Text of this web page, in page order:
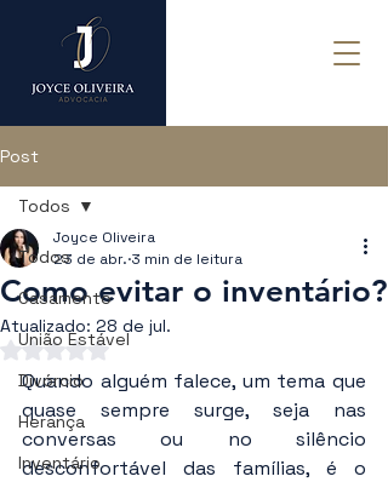
Post
Todos
Casamento
União Estável
Divórcio
Herança
Inventário
Todos
Como evitar o inventário?
Joyce Oliveira
23 de abr. 3 min de leitura
Atualizado: 28 de jul.
Avaliado com NaN de 5 estrelas.
Quando alguém falece, um tema que
quase sempre surge, seja nas
conversas ou no silêncio
desconfortável das famílias, é o